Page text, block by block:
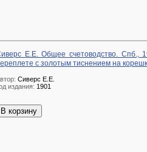
Е.Е. Общее счетоводство. Спб.,
с золотым тиснением на
Сиверс Е.Е.
издания: 1901
В корзину